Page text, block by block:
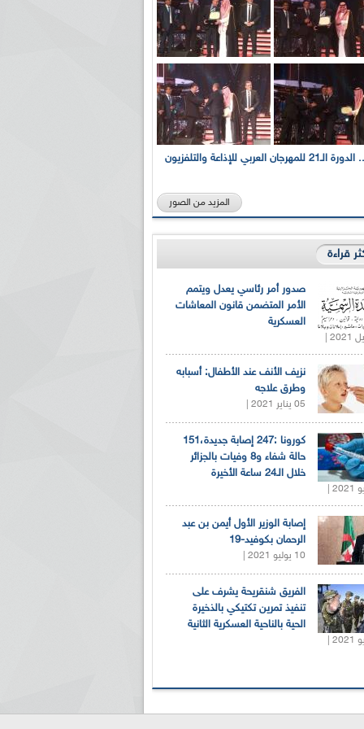
بالصور... الدورة الـ21 للمهرجان العربي للإذاعة والتلفزيون
المزيد من الصور
قراءة
صدور أمر رئاسي يعدل ويتمم
الأمر المتضمن قانون المعاشات
العسكرية
نزيف الأنف عند الأطفال: أسبابه
وطرق علاجه
05 يناير 2021 |
كورونا :247 إصابة جديدة،151
حالة شفاء و8 وفيات بالجزائر
خلال الـ24 ساعة الأخيرة
إصابة الوزير الأول أيمن بن عبد
الرحمان بكوفيد-19
10 يوليو 2021 |
الفريق شنقريحة يشرف على
تنفيذ تمرين تكتيكي بالذخيرة
الحية بالناحية العسكرية الثانية